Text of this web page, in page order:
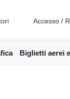
Accesso /
Biglietti aerei